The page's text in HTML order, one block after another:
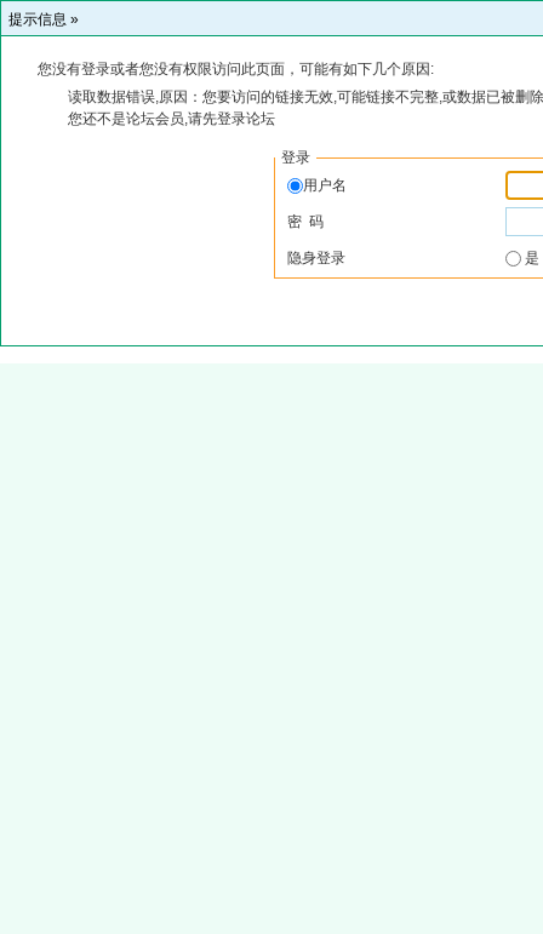
提示信息 »
您没有登录或者您没有权限访问此页面，可能有如下几个原因:
读取数据错误,原因：您要访问的链接无效,可能链接不完整,或数据已被删
您还不是论坛会员,请先登录论坛
登录
用户名
密 码
隐身登录